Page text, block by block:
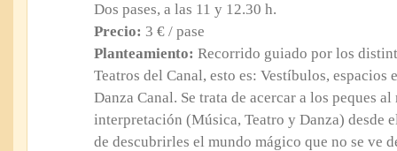
Dos pases, a las 11 y 12.30 h.
Precio: 3 € / pase
Planteamiento: Recorrido guiado por los
Teatros del Canal, esto es: Vestíbulos, espacios
Danza Canal. Se trata de acercar a los peques
interpretación (Música, Teatro y Danza) desde
de descubrirles el mundo mágico que no se ve